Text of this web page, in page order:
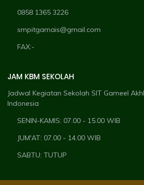
0858 1365 3226
smpitgamais@gmail.com
FAX:-
JAM KBM SEKOLAH
Jadwal Kegiatan Sekolah SIT Gameel
Indonesia
SENIN-KAMIS: 07.00 - 15.00 WIB
JUM'AT: 07.00 - 14.00 WIB
SABTU: TUTUP